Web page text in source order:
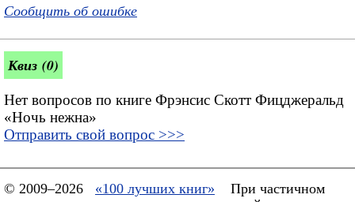
Сообщить об ошибке
Квиз (0)
Нет вопросов по книге Фрэнсис Скотт Фицджеральд
«Ночь нежна»
Отправить свой вопрос >>>
© 2009–2026 «100 лучших книг»
При частичном